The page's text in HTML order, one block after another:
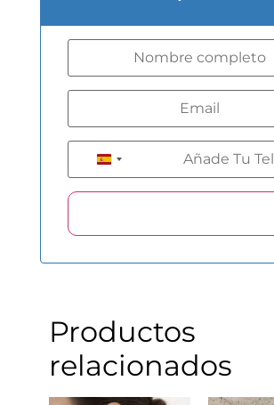
Spain +34
Productos
relacionados